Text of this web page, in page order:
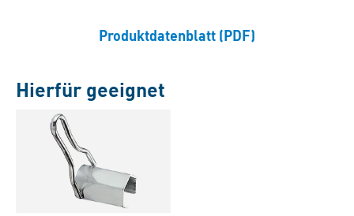
Produktdatenblatt (PDF)
Hierfür geeignet